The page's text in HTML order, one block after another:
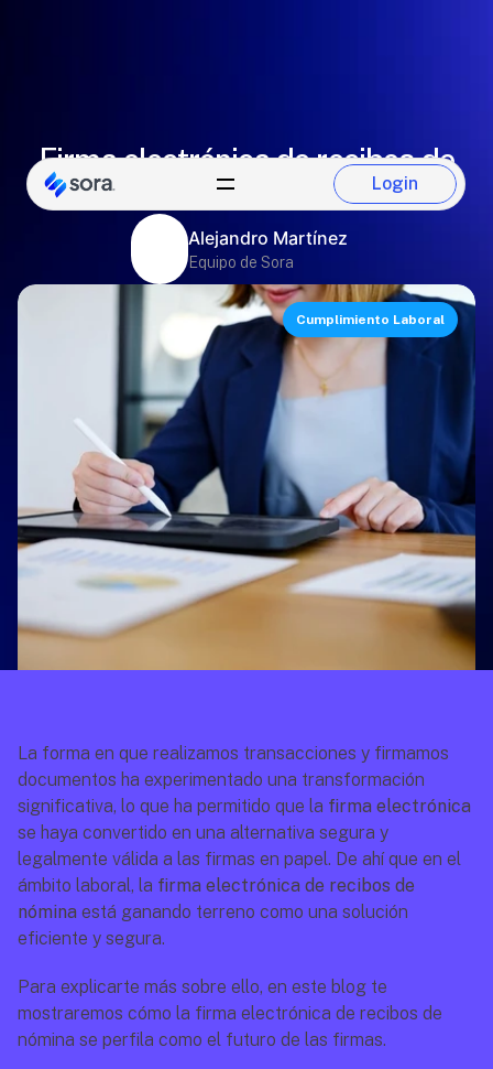
Login
Login
Firma electrónica de recibos de
nómina: el futuro en firmas
Alejandro Martínez
Equipo de Sora
Cumplimiento Laboral
La forma en que realizamos transacciones y firmamos
documentos ha experimentado una transformación
significativa, lo que ha permitido que la firma electrónica
se haya convertido en una alternativa segura y
legalmente válida a las firmas en papel. De ahí que en el
ámbito laboral, la firma electrónica de recibos de
nómina está ganando terreno como una solución
eficiente y segura.
Para explicarte más sobre ello, en este blog te
mostraremos cómo la firma electrónica de recibos de
nómina se perfila como el futuro de las firmas.